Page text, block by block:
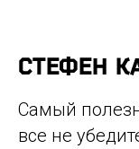
СТЕФЕН
Самый
все не